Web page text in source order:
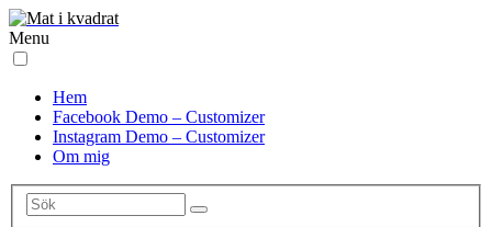
Menu
Hem
Facebook Demo – Customizer
Instagram Demo – Customizer
Om mig